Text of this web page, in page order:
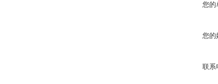
您的
您的
联系